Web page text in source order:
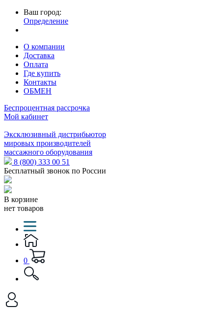
Ваш город:
Определение
О компании
Доставка
Оплата
Где купить
Контакты
ОБМЕН
Беспроцентная рассрочка
Мой кабинет
Эксклюзивный дистрибьютор
мировых производителей
массажного оборудования
8 (800) 333 00 51
Бесплатный звонок по России
В корзине
нет товаров
0